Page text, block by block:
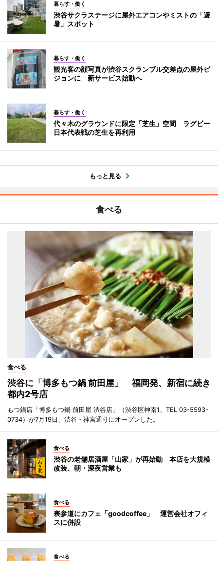
暮らす・働く
渋谷サクラステージに屋外エアコンやミストの「避
暑」スポット
暮らす・働く
観光客の顔写真が渋谷スクランブル交差点の屋外ビ
ジョンに 新サービス始動へ
暮らす・働く
代々木のグラウンドに限定「芝生」空間 ラグビー
日本代表戦の芝生を再利用
もっと見る
食べる
食べる
渋谷に「博多もつ鍋 前田屋」 福岡発、新宿に続き
都内2号店
もつ鍋店「博多もつ鍋 前田屋 渋谷店」（渋谷区神南1、TEL 03-5593-
0734）が7月19日、渋谷・神宮通りにオープンした。
食べる
渋谷の老舗居酒屋「山家」が再始動 本店を大規模
改装、朝・深夜営業も
食べる
表参道にカフェ「goodcoffee」 運営会社オフィ
スに併設
食べる